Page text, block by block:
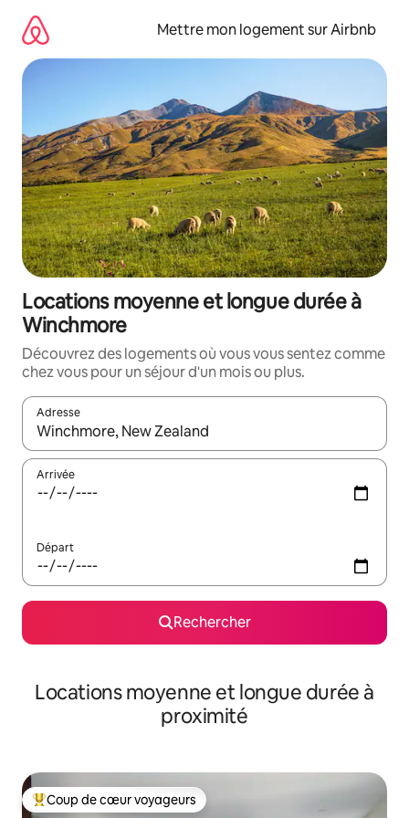
directement
contenu
Mettre mon logement sur Airbnb
Locations moyenne et longue durée à
Winchmore
Découvrez des logements où vous vous sentez comme
chez vous pour un séjour d'un mois ou plus.
Adresse
Lorsque les résultats s'affichent, utilisez les flèches vers le
Arrivée
Départ
Rechercher
Locations moyenne et longue durée à
proximité
Coups de cœur voyageurs les plus appréciés
Coup de cœur voyageurs